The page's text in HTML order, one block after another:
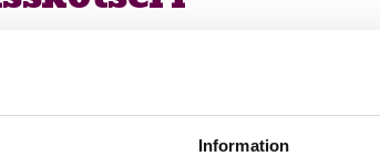
Information
helhetsintrycket för ert
trädgårdstjänster för